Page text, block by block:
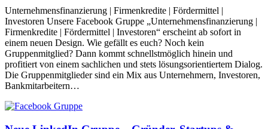
Unternehmensfinanzierung | Firmenkredite | Fördermittel |
Investoren Unsere Facebook Gruppe „Unternehmensfinanzierung |
Firmenkredite | Fördermittel | Investoren“ erscheint ab sofort in
einem neuen Design. Wie gefällt es euch? Noch kein
Gruppenmitglied? Dann kommt schnellstmöglich hinein und
profitiert von einem sachlichen und stets lösungsorientiertem Dialog.
Die Gruppenmitglieder sind ein Mix aus Unternehmern, Investoren,
Bankmitarbeitern…